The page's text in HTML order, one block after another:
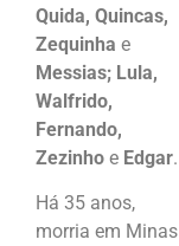
Quida, Quincas,
Zequinha e
Messias; Lula,
Walfrido,
Fernando,
Zezinho e Edgar.
Há 35 anos,
morria em Minas